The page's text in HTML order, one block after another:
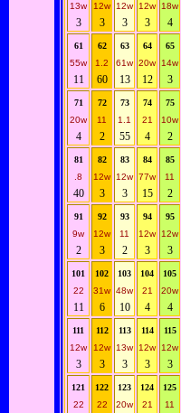
13w
3
12w
3
12w
3
12w
3
18w
4
61
55w
11
62
1.2
60
63
61w
13
64
20w
12
65
14w
3
71
20w
4
72
11
2
73
1.1
55
74
21
4
75
10w
2
81
.8
40
82
12w
3
83
12w
3
84
77w
15
85
11
2
91
9w
2
92
12w
3
93
11
2
94
12w
3
95
12w
3
101
22
11
102
31w
6
103
48w
10
104
21
4
105
20w
4
111
12w
3
112
12w
3
113
13w
3
114
12w
3
115
12w
3
121
22
122
22
123
20w
124
21
125
11